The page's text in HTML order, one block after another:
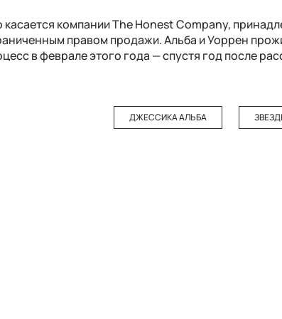
касается компании The Honest Company,
правом продажи. Альба и Уоррен
в феврале этого года — спустя год после
ДЖЕССИКА АЛЬБА